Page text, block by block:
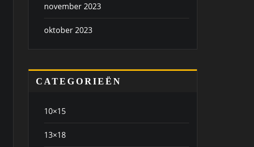
november 2023
oktober 2023
CATEGORIEËN
10×15
13×18